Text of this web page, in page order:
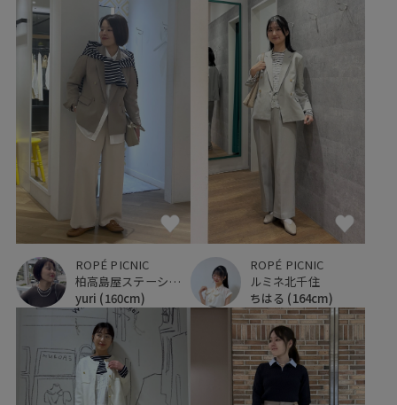
ROPÉ PICNIC
柏高島屋ステーションモール
yuri (160cm)
ROPÉ PICNIC
ルミネ北千住
ちはる (164cm)